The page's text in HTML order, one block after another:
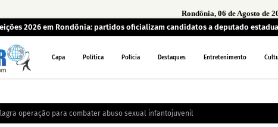
Rondônia, 06 de Agosto de
2026 em Rondônia: partidos oficializam candidatos a deputado
Capa Política Polícia Destaques Entretenimento
operação para combater abuso sexual infantojuvenil